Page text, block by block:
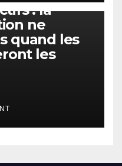
: la
ne
quand les
les